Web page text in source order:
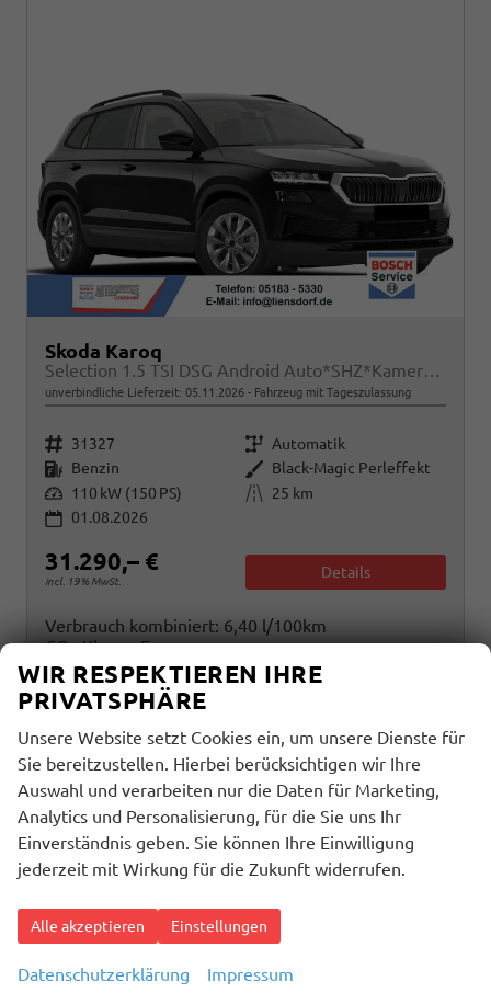
Skoda Karoq
Selection 1.5 TSI DSG Android Auto*SHZ*Kamera*Keyless*PDC v/h*Klimaauto*SUNSET*LED
unverbindliche Lieferzeit: 05.11.2026 Fahrzeug mit Tageszulassung
Fahrzeugnr. 31327 Getriebe Automatik
Kraftstoff Benzin Außenfarbe Black-Magic Perleffekt
Leistung 110 kW (150 PS) Kilometerstand
25 km
01.08.2026
31.290,– €
incl. 19% MwSt.
Details
Verbrauch kombiniert: 6,40 l/100km
CO -Klasse: E
CO
-Emissionen:145,00 g/km
WIR RESPEKTIEREN IHRE
PRIVATSPHÄRE
Unsere Website setzt Cookies ein, um unsere Dienste für
Sie bereitzustellen. Hierbei berücksichtigen wir Ihre
Auswahl und verarbeiten nur die Daten für Marketing,
Analytics und Personalisierung, für die Sie uns Ihr
Einverständnis geben. Sie können Ihre Einwilligung
jederzeit mit Wirkung für die Zukunft widerrufen.
Alle akzeptieren Einstellungen
Datenschutzerklärung Impressum